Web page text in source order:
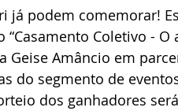
já podem comemorar!
Coletivo - O
Amâncio em
do segmento de
dos ganhadores